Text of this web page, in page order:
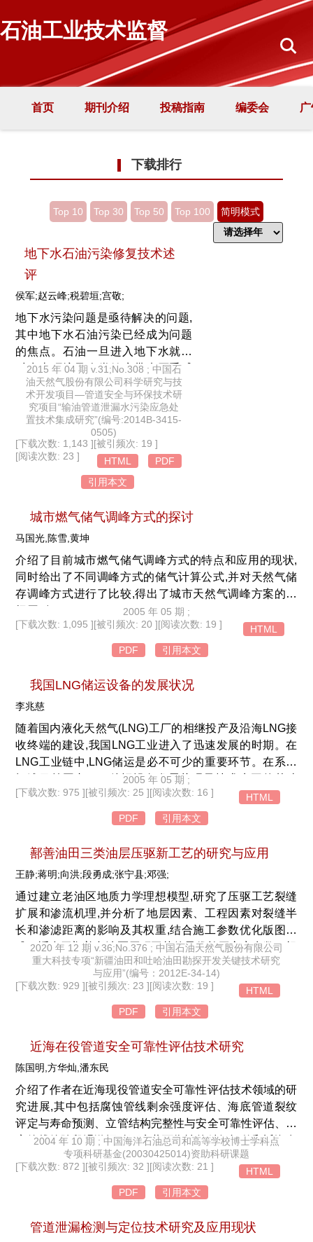
石油工业技术监督
首页 期刊介绍 投稿指南 编委会
下载排行
Top 10 Top 30 Top 50 Top 100 简明模式
地下水石油污染修复技术述
评
侯军;赵云峰;税碧垣;宫敬;
地下水污染问题是亟待解决的问题,
其中地下水石油污染已经成为问题
的焦点。石油一旦进入地下水就会
对生态环境及人类健康带来严重威
胁,因而此类场地的治理及修复必须
得到重视。考虑到国内对于地下水
石油污染场地修复技术的应用还不
是很普遍、对修复技术的掌握还不
是很熟练,通过对国内外文献的调研,
整合了国内外各种地下水石油污染
修复技术,分析汇总了各种修复技术
国地下水石油污染修复提出了建
议。
2015 年 04 期 v.31;No.308 ; 中国石
油天然气股份有限公司科学研究与技
术开发项目—管道安全与环保技术研
究项目“输油管道泄漏水污染应急处
置技术集成研究”(编号:2014B-3415-
0505)
[下载次数: 1,143 ][被引频次: 19 ]
[阅读次数: 23 ]
HTML
PDF
引用本文
城市燃气储气调峰方式的探讨
马国光,陈雪,黄坤
介绍了目前城市燃气储气调峰方式的特点和应用的现状,
同时给出了不同调峰方式的储气计算公式,并对天然气储
存调峰方式进行了比较,得出了城市天然气调峰方案的选
2005 年 05 期 ;
[下载次数: 1,095 ][被引频次: 20 ][阅读次数: 19 ]
HTML
PDF
引用本文
我国LNG储运设备的发展状况
李兆慈
随着国内液化天然气(LNG)工厂的相继投产及沿海LNG接
收终端的建设,我国LNG工业进入了迅速发展的时期。在
LNG工业链中,LNG储运是必不可少的重要环节。在系统
阐述目前国内LNG储运设备发展状况及技术水平的基础
上,指出各类LNG储运设备的设计中应注意的关键问题,以
及我国LNG储运设备发展中需要进一步研究的问题。
2005 年 05 期 ;
[下载次数: 975 ][被引频次: 25 ][阅读次数: 16 ]
HTML
PDF
引用本文
鄯善油田三类油层压驱新工艺的研究与应用
王静;蒋明;向洪;段勇成;张宁县;邓强;
通过建立老油区地质力学理想模型,研究了压驱工艺裂缝
扩展和渗流机理,并分析了地层因素、工程因素对裂缝半
长和渗滤距离的影响及其权重,结合施工参数优化版图形
成了适合于鄯善老油区压驱工艺的最优施工方案参数。根
据最优压驱工艺方案对2口停产待报废井采取先驱油补能
后加砂压裂的工艺,开采效果明显,证实了压驱工艺可提高
采收率,为难动用的三类油层开发井提升开发效果提供了
2020 年 12 期 v.36;No.376 ; 中国石油天然气股份有限公司
重大科技专项“新疆油田和吐哈油田勘探开发关键技术研究
与应用”(编号：2012E-34-14)
[下载次数: 929 ][被引频次: 23 ][阅读次数: 19 ]
HTML
PDF
引用本文
近海在役管道安全可靠性评估技术研究
陈国明,方华灿,潘东民
介绍了作者在近海现役管道安全可靠性评估技术领域的研
究进展,其中包括腐蚀管线剩余强度评估、海底管道裂纹
评定与寿命预测、立管结构完整性与安全可靠性评估、海
底管线管跨段涡激振动下疲劳可靠性的精细评估和近海在
役管道安全评估软件系统开发等。
2004 年 10 期 ; 中国海洋石油总司和高等学校博士学科点
专项科研基金(20030425014)资助科研课题
[下载次数: 872 ][被引频次: 32 ][阅读次数: 21 ]
HTML
PDF
引用本文
管道泄漏检测与定位技术研究及应用现状